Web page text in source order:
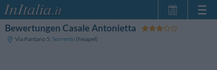
Startseite
Bewertungen Casale Antonietta
Via Pantano 5, Sorrento (Neapel)